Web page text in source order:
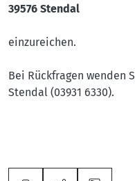
39576 Stendal
einzureichen.
Bei Rückfragen wenden
Stendal (03931 6330).